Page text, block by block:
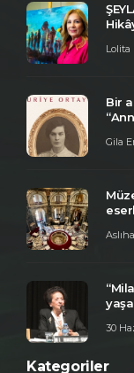
Lolita
Bir
Gila
30
Kategoriler